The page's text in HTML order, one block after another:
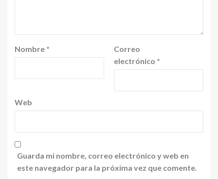
Nombre *
Correo
electrónico *
Web
Guarda mi nombre, correo electrónico y web en
este navegador para la próxima vez que comente.